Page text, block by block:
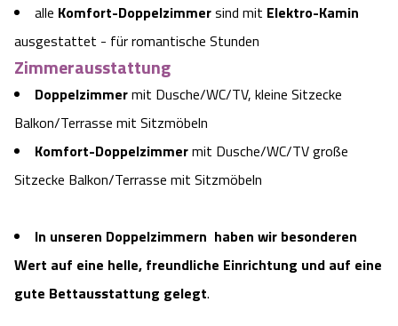
alle Komfort-Doppelzimmersind mit Elektro-Kamin
ausgestattet - für romantische Stunden
Zimmerausstattung
Doppelzimmermit Dusche/WC/TV, kleine Sitzecke
Balkon/Terrasse mit Sitzmöbeln
Komfort-Doppelzimmermit Dusche/WC/TV große
Sitzecke Balkon/Terrasse mit Sitzmöbeln
In unseren Doppelzimmern haben wir besonderen
Wert auf eine helle, freundliche Einrichtung und auf eine
gute Bettausstattung gelegt.